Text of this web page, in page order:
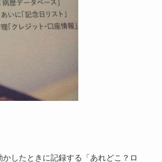
したときに記録する「あれどこ？ロ